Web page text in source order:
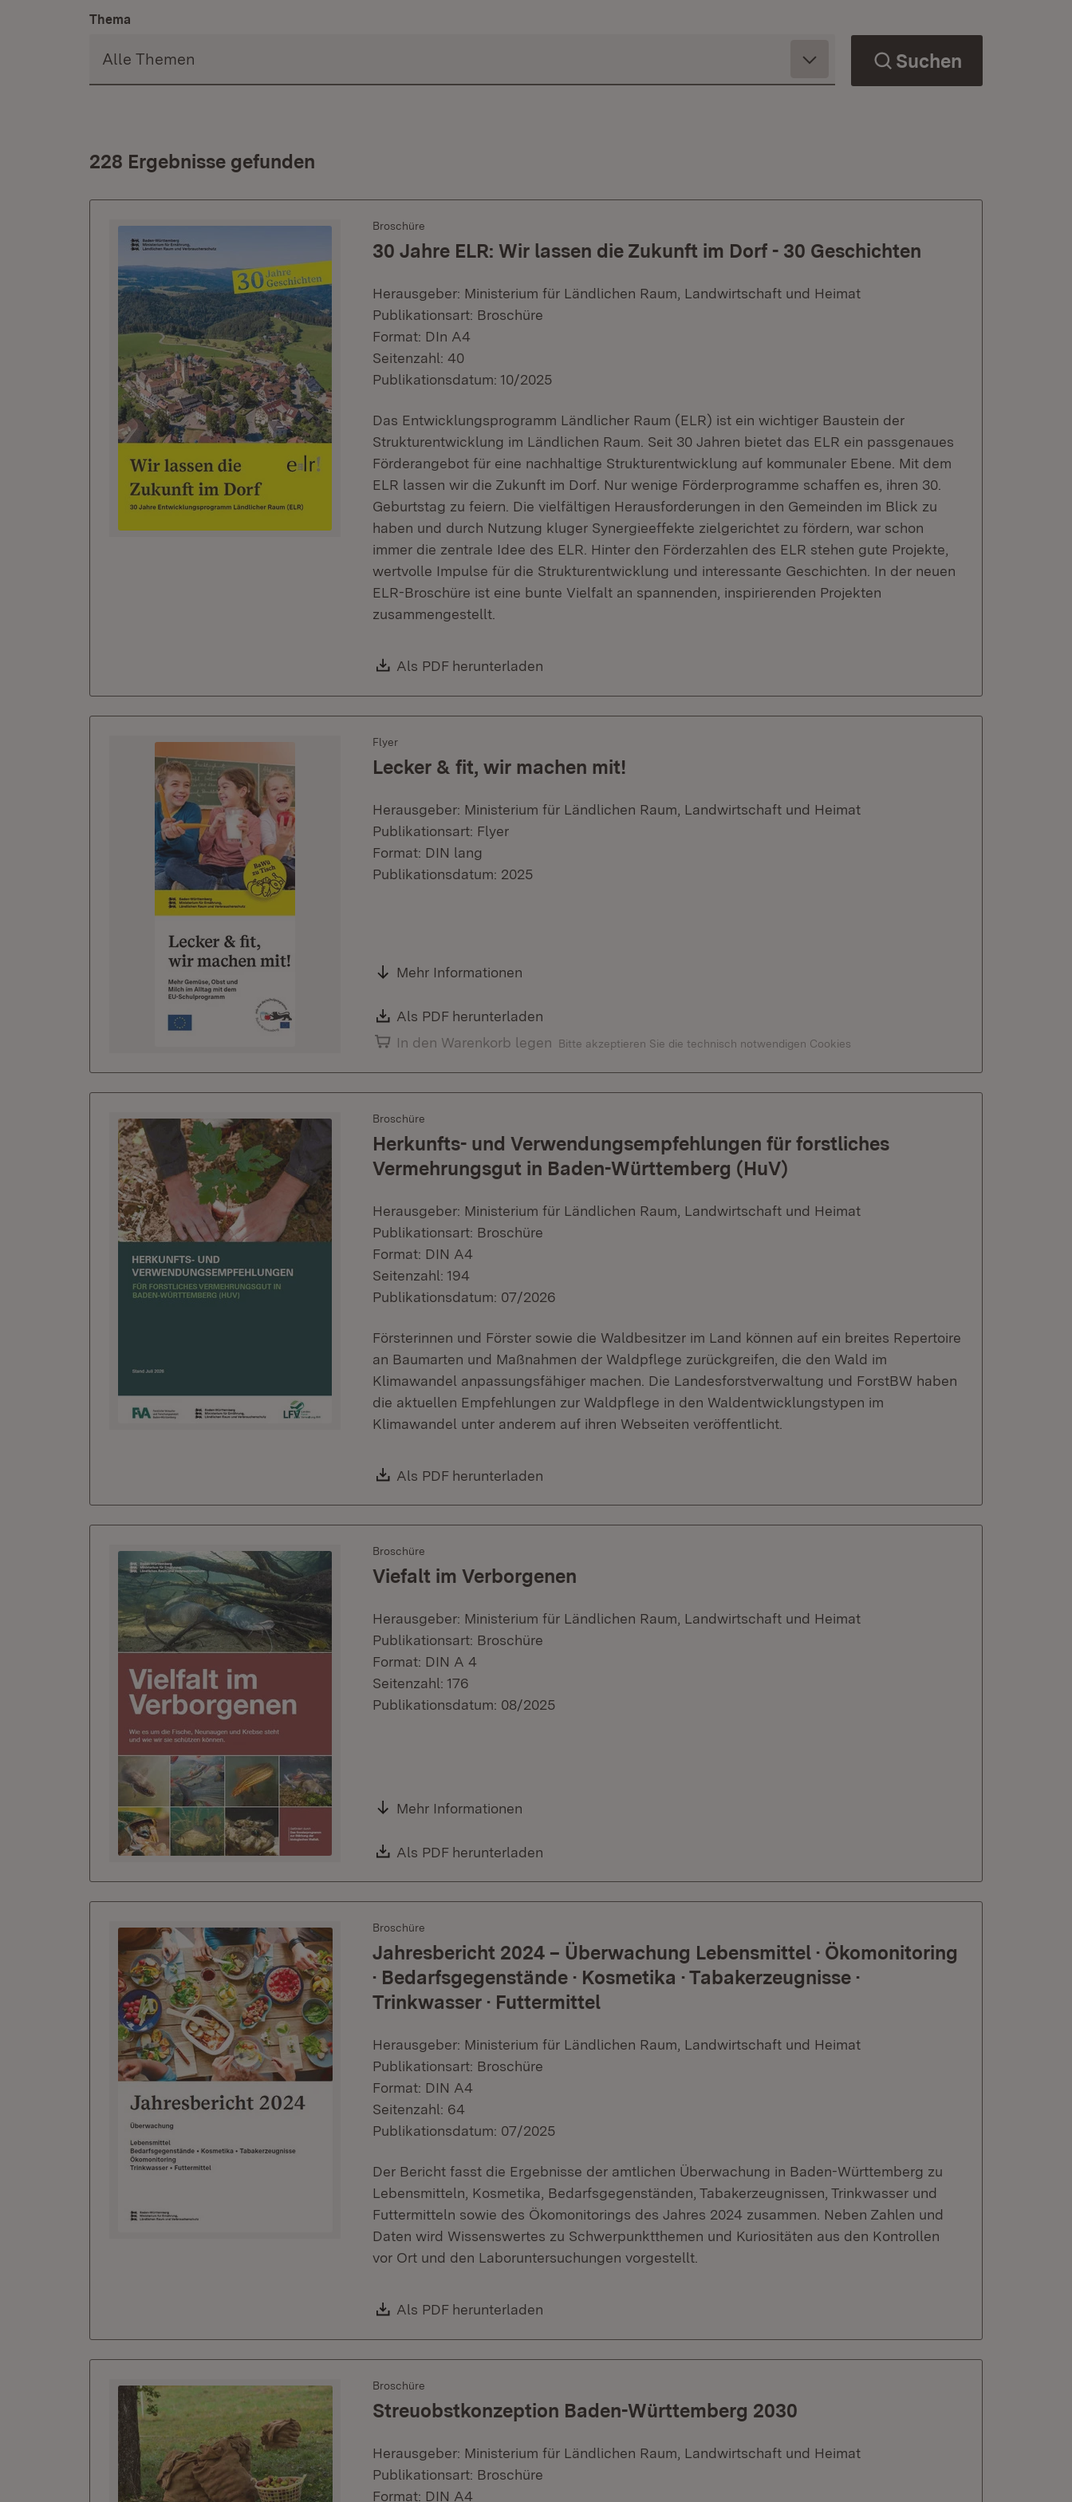
Thema
Suchen
228 Ergebnisse gefunden
Broschüre
30 Jahre ELR: Wir lassen die Zukunft im Dorf - 30 Geschichten
Herausgeber: Ministerium für Ländlichen Raum, Landwirtschaft und Heimat
Publikationsart: Broschüre
Format: DIn A4
Seitenzahl: 40
Publikationsdatum: 10/2025
Das Entwicklungsprogramm Ländlicher Raum (ELR) ist ein wichtiger Baustein der
Strukturentwicklung im Ländlichen Raum. Seit 30 Jahren bietet das ELR ein passgenaues
Förderangebot für eine nachhaltige Strukturentwicklung auf kommunaler Ebene. Mit dem
ELR lassen wir die Zukunft im Dorf. Nur wenige Förderprogramme schaffen es, ihren 30.
Geburtstag zu feiern. Die vielfältigen Herausforderungen in den Gemeinden im Blick zu
haben und durch Nutzung kluger Synergieeffekte zielgerichtet zu fördern, war schon
immer die zentrale Idee des ELR. Hinter den Förderzahlen des ELR stehen gute Projekte,
wertvolle Impulse für die Strukturentwicklung und interessante Geschichten. In der neuen
ELR-Broschüre ist eine bunte Vielfalt an spannenden, inspirierenden Projekten
zusammengestellt.
Download:
Als PDF herunterladen
Flyer
Lecker & fit, wir machen mit!
Herausgeber: Ministerium für Ländlichen Raum, Landwirtschaft und Heimat
Publikationsart: Flyer
Format: DIN lang
Publikationsdatum: 2025
Mehr Informationen
Download:
Als PDF herunterladen
In den Warenkorb legen
Bitte akzeptieren Sie die technisch notwendigen Cookies
Broschüre
Herkunfts- und Verwendungsempfehlungen für forstliches
Vermehrungsgut in Baden-Württemberg (HuV)
Herausgeber: Ministerium für Ländlichen Raum, Landwirtschaft und Heimat
Publikationsart: Broschüre
Format: DIN A4
Seitenzahl: 194
Publikationsdatum: 07/2026
Försterinnen und Förster sowie die Waldbesitzer im Land können auf ein breites Repertoire
an Baumarten und Maßnahmen der Waldpflege zurückgreifen, die den Wald im
Klimawandel anpassungsfähiger machen. Die Landesforstverwaltung und ForstBW haben
die aktuellen Empfehlungen zur Waldpflege in den Waldentwicklungstypen im
Klimawandel unter anderem auf ihren Webseiten veröffentlicht.
Download:
Als PDF herunterladen
Broschüre
Viefalt im Verborgenen
Herausgeber: Ministerium für Ländlichen Raum, Landwirtschaft und Heimat
Publikationsart: Broschüre
Format: DIN A 4
Seitenzahl: 176
Publikationsdatum: 08/2025
Mehr Informationen
Download:
Als PDF herunterladen
Broschüre
Jahresbericht 2024 – Überwachung Lebensmittel · Ökomonitoring
· Bedarfsgegenstände · Kosmetika · Tabakerzeugnisse ·
Trinkwasser · Futtermittel
Herausgeber: Ministerium für Ländlichen Raum, Landwirtschaft und Heimat
Publikationsart: Broschüre
Format: DIN A4
Seitenzahl: 64
Publikationsdatum: 07/2025
Der Bericht fasst die Ergebnisse der amtlichen Überwachung in Baden-Württemberg zu
Lebensmitteln, Kosmetika, Bedarfsgegenständen, Tabakerzeugnissen, Trinkwasser und
Futtermitteln sowie des Ökomonitorings des Jahres 2024 zusammen. Neben Zahlen und
Daten wird Wissenswertes zu Schwerpunktthemen und Kuriositäten aus den Kontrollen
vor Ort und den Laboruntersuchungen vorgestellt.
Download:
Als PDF herunterladen
Broschüre
Streuobstkonzeption Baden-Württemberg 2030
Herausgeber: Ministerium für Ländlichen Raum, Landwirtschaft und Heimat
Publikationsart: Broschüre
Format: DIN A4